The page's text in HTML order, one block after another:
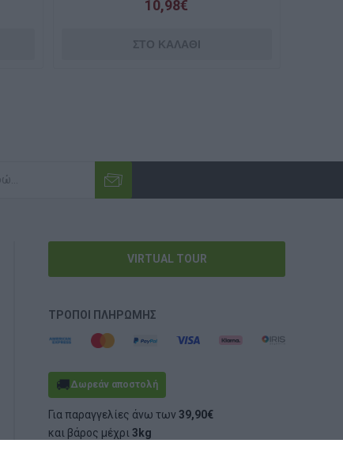
10,98€
VIRTUAL TOUR
ΤΡΌΠΟΙ ΠΛΗΡΩΜΉΣ
🚚Δωρεάν αποστολή
Για παραγγελίες άνω των39,90€
και βάρος μέχρι3kg